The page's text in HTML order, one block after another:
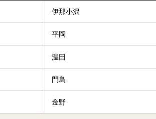
伊那小沢
平岡
温田
門島
金野